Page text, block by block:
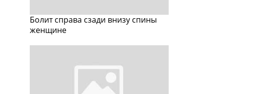
Болит справа сзади внизу спины
женщине